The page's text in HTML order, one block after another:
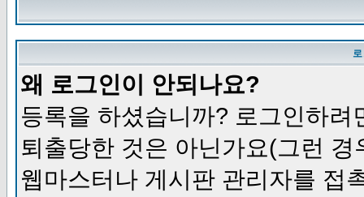
왜 로그인이 안되나요?
등록을 하셨습니까? 로그인하
퇴출당한 것은 아닌가요(그런
웹마스터나 게시판 관리자를 접